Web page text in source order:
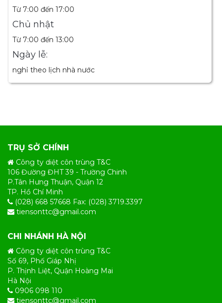
Từ 7:00 đến 17:00
Chủ nhật
Từ 7:00 đến 13:00
Ngày lễ:
nghỉ theo lịch nhà nước
TRỤ SỞ CHÍNH
Công ty diệt côn trùng T&C
106 Đường ĐHT 39 - Trường Chinh
P.Tân Hưng Thuận, Quận 12
TP. Hồ Chí Minh
(028) 668 57668 Fax: (028) 3719.3397
tiensonttc@gmail.com
CHI NHÁNH HÀ NỘI
Công ty diệt côn trùng T&C
Số 69, Phố Giáp Nhị
P. Thịnh Liệt, Quận Hoàng Mai
Hà Nội
0906 098 110
tiensonttc@gmail.com